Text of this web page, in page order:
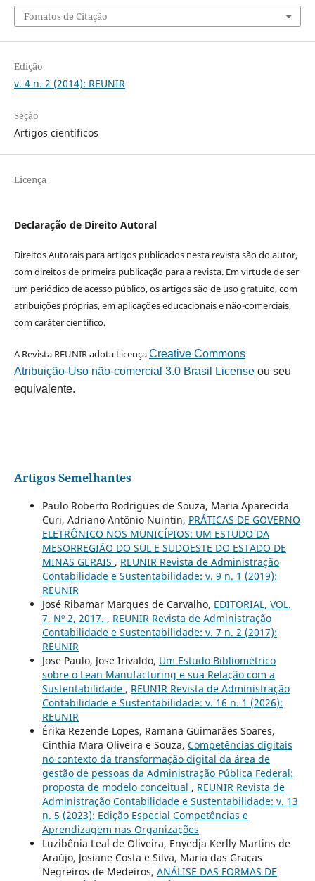
Fomatos de Citação
Edição
v. 4 n. 2 (2014): REUNIR
Seção
Artigos científicos
Licença
Declaração de Direito Autoral
Direitos Autorais para artigos publicados nesta revista são do autor,
com direitos de primeira publicação para a revista. Em virtude de ser
um periódico de acesso público, os artigos são de uso gratuito, com
atribuições próprias, em aplicações educacionais e não-comerciais,
com caráter científico.
A Revista REUNIR adota LicençaCreative Commons
Atribuição-Uso não-comercial 3.0 Brasil Licenseou seu
equivalente.
Artigos Semelhantes
Paulo Roberto Rodrigues de Souza, Maria Aparecida
Curi, Adriano Antônio Nuintin, PRÁTICAS DE GOVERNO
ELETRÔNICO NOS MUNICÍPIOS: UM ESTUDO DA
MESORREGIÃO DO SUL E SUDOESTE DO ESTADO DE
MINAS GERAIS , REUNIR Revista de Administração
Contabilidade e Sustentabilidade: v. 9 n. 1 (2019):
REUNIR
José Ribamar Marques de Carvalho, EDITORIAL, VOL.
7, Nº 2, 2017. , REUNIR Revista de Administração
Contabilidade e Sustentabilidade: v. 7 n. 2 (2017):
REUNIR
Jose Paulo, Jose Irivaldo, Um Estudo Bibliométrico
sobre o Lean Manufacturing e sua Relação com a
Sustentabilidade , REUNIR Revista de Administração
Contabilidade e Sustentabilidade: v. 16 n. 1 (2026):
REUNIR
Érika Rezende Lopes, Ramana Guimarães Soares,
Cinthia Mara Oliveira e Souza, Competências digitais
no contexto da transformação digital da área de
gestão de pessoas da Administração Pública Federal:
proposta de modelo conceitual , REUNIR Revista de
Administração Contabilidade e Sustentabilidade: v. 13
n. 5 (2023): Edição Especial Competências e
Aprendizagem nas Organizações
Luzibênia Leal de Oliveira, Enyedja Kerlly Martins de
Araújo, Josiane Costa e Silva, Maria das Graças
Negreiros de Medeiros, ANÁLISE DAS FORMAS DE